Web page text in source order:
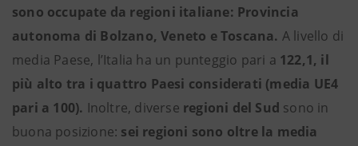
sono occupate da regioni italiane: Provincia
autonoma di Bolzano, Veneto e Toscana. A livello di
media Paese, l’Italia ha un punteggio pari a 122,1, il
più alto tra i quattro Paesi considerati (media UE4
pari a 100). Inoltre, diverse regioni del Sud sono in
buona posizione: sei regioni sono oltre la media